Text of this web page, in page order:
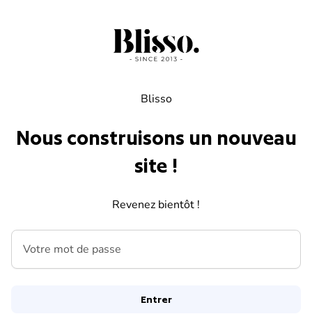
Blisso
Nous construisons un nouveau
site !
Revenez bientôt !
Votre mot de passe
Entrer